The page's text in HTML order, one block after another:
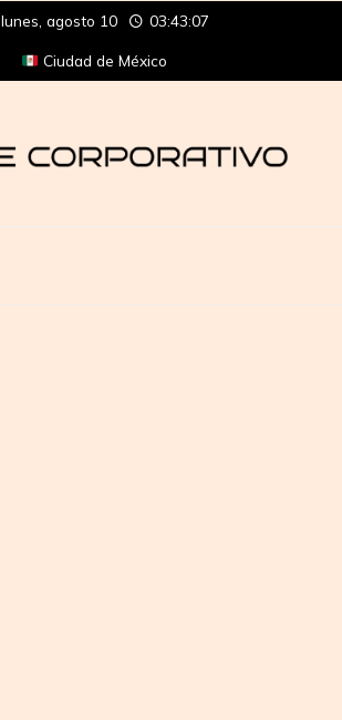
lunes, agosto 10 03:43:07
Ciudad de México